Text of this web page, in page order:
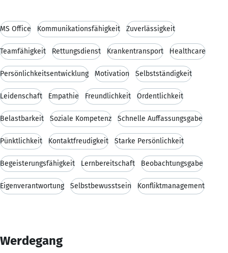
MS Office Kommunikationsfähigkeit Zuverlässigkeit
Teamfähigkeit Rettungsdienst Krankentransport Healthcare
Persönlichkeitsentwicklung Motivation Selbstständigkeit
Leidenschaft Empathie Freundlichkeit Ordentlichkeit
Belastbarkeit Soziale Kompetenz Schnelle Auffassungsgabe
Pünktlichkeit Kontaktfreudigkeit Starke Persönlichkeit
Begeisterungsfähigkeit Lernbereitschaft Beobachtungsgabe
Eigenverantwortung Selbstbewusstsein Konfliktmanagement
Werdegang